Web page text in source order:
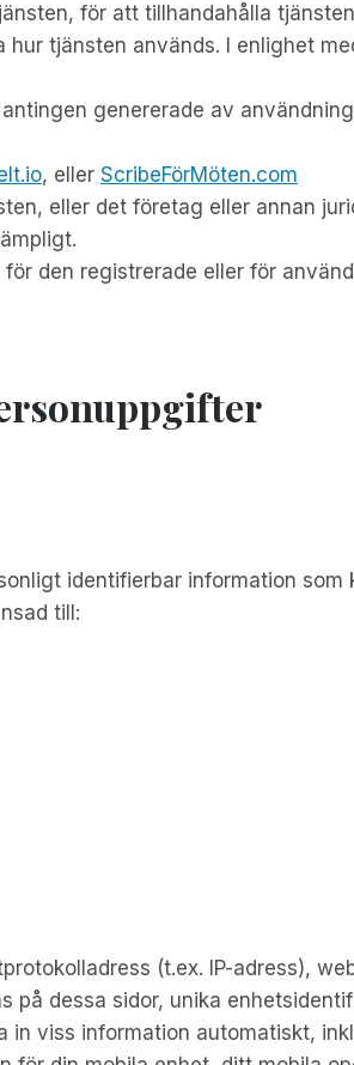
för att tillhandahålla
tjänsten används. I enlighet
genererade av
, eller ScribeFörMöten.com
eller det företag eller annan
den registrerade eller för
identifierbar information
till:
(t.ex. IP-adress),
dessa sidor, unika
viss information automatiskt,